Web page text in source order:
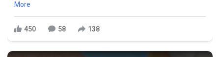
More
450 58 138